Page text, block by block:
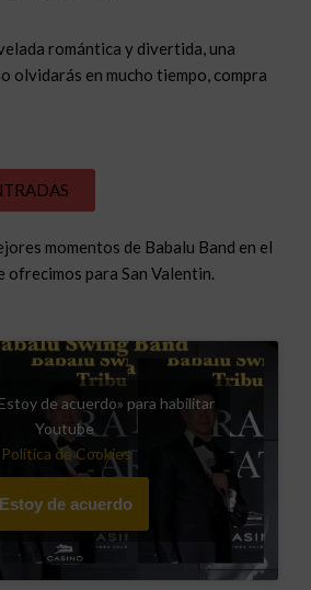
romántica y divertida, una
olvidarás en mucho tiempo, compra
momentos de Babalu Band en el
ofrecimos para San Valentin.
de acuerdo» para habilitar
Youtube
Política de Cookies
Estoy de acuerdo